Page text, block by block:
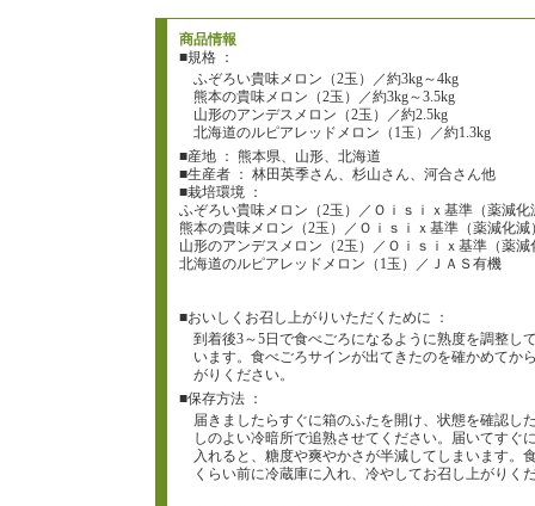
商品情報
■規格 ：
ふぞろい貴味メロン（2玉）／約3kg～4kg
熊本の貴味メロン（2玉）／約3kg～3.5kg
山形のアンデスメロン（2玉）／約2.5kg
北海道のルピアレッドメロン（1玉）／約1.3kg
■産地 ： 熊本県、山形、北海道
■生産者 ： 林田英季さん、杉山さん、河合さん他
■栽培環境 ：
ふぞろい貴味メロン（2玉）／Ｏｉｓｉｘ基準（薬減化
熊本の貴味メロン（2玉）／Ｏｉｓｉｘ基準（薬減化減
山形のアンデスメロン（2玉）／Ｏｉｓｉｘ基準（薬減
北海道のルピアレッドメロン（1玉）／ＪＡＳ有機
■おいしくお召し上がりいただくために ：
到着後3～5日で食べごろになるように熟度を調整し
います。食べごろサインが出てきたのを確かめてか
がりください。
■保存方法 ：
届きましたらすぐに箱のふたを開け、状態を確認し
しのよい冷暗所で追熟させてください。届いてすぐ
入れると、糖度や爽やかさが半減してしまいます。
くらい前に冷蔵庫に入れ、冷やしてお召し上がりく